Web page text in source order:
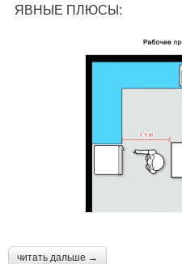
ЯВНЫЕ ПЛЮСЫ:
читать дальше →